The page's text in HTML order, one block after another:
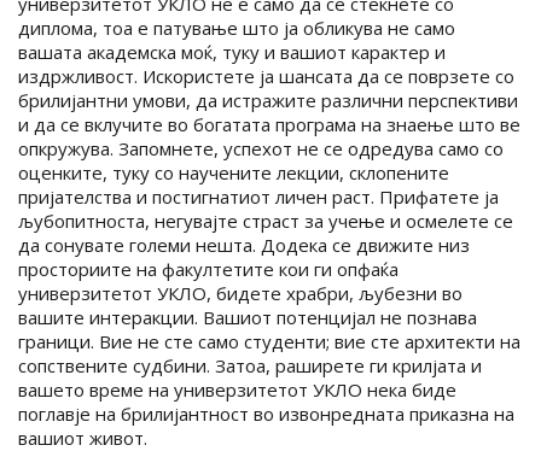
диплома, тоа е патување што ја обликува не само
вашата академска моќ, туку и вашиот карактер и
издржливост. Искористете ја шансата да се поврзете со
брилијантни умови, да истражите различни перспективи
и да се вклучите во богатата програма на знаење што ве
опкружува. Запомнете, успехот не се одредува само со
оценките, туку со научените лекции, склопените
пријателства и постигнатиот личен раст. Прифатете ја
љубопитноста, негувајте страст за учење и осмелете се
да сонувате големи нешта. Додека се движите низ
просториите на факултетите кои ги опфаќа
универзитетот УКЛО, бидете храбри, љубезни во
вашите интеракции. Вашиот потенцијал не познава
граници. Вие не сте само студенти; вие сте архитекти на
сопствените судбини. Затоа, раширете ги крилјата и
вашето време на универзитетот УКЛО нека биде
поглавје на брилијантност во извонредната приказна на
вашиот живот.